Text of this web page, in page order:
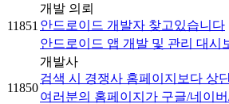
11851
개발 의뢰
안드로이드 개발자 찾고있습니다
안드로이드 앱 개발 및 관리 대
11850
개발사
검색 시 경쟁사 홈페이지보다 상
여러분의 홈페이지가 구글/네이